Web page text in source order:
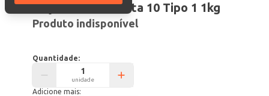
Feijão Carioca Nota 10 Tipo 1 1kg
Produto indisponível
Quantidade:
unidade
Adicione mais: